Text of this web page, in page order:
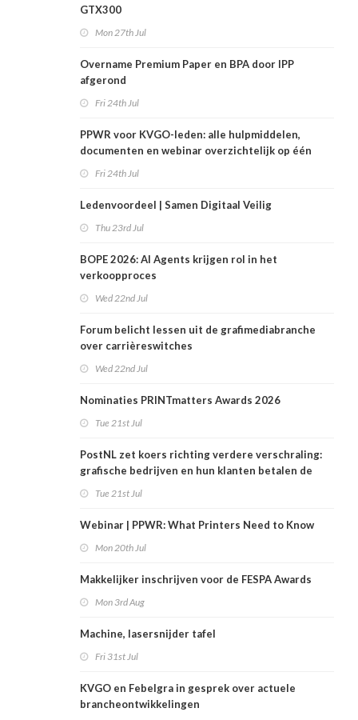
GTX300
Mon 27th Jul
Overname Premium Paper en BPA door IPP
afgerond
Fri 24th Jul
PPWR voor KVGO-leden: alle hulpmiddelen,
documenten en webinar overzichtelijk op één
Fri 24th Jul
Ledenvoordeel | Samen Digitaal Veilig
Thu 23rd Jul
BOPE 2026: AI Agents krijgen rol in het
verkoopproces
Wed 22nd Jul
Forum belicht lessen uit de grafimediabranche
over carrièreswitches
Wed 22nd Jul
Nominaties PRINTmatters Awards 2026
Tue 21st Jul
PostNL zet koers richting verdere verschraling:
grafische bedrijven en hun klanten betalen de
Tue 21st Jul
Webinar | PPWR: What Printers Need to Know
Mon 20th Jul
Makkelijker inschrijven voor de FESPA Awards
Mon 3rd Aug
Machine, lasersnijder tafel
Fri 31st Jul
KVGO en Febelgra in gesprek over actuele
brancheontwikkelingen